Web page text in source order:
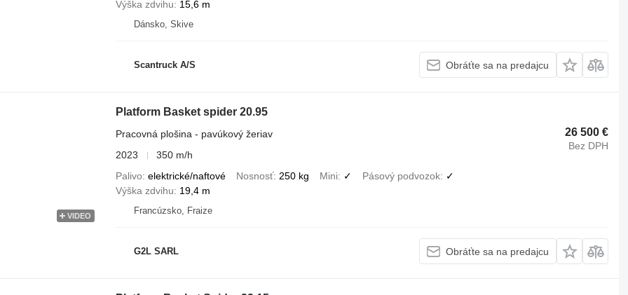
Výška zdvihu
15,6 m
Dánsko, Skive
Scantruck A/S Obráťte sa na predajcu
VIDEO
Platform Basket spider 20.95
26 500 €
Bez DPH
Pracovná plošina - pavúkový žeriav
2023
350 m/h
Palivo elektrické/naftové Nosnosť 250 kg Mini ✓ Pásový podvozok
✓
Výška zdvihu
19,4 m
Francúzsko, Fraize
G2L SARL Obráťte sa na predajcu